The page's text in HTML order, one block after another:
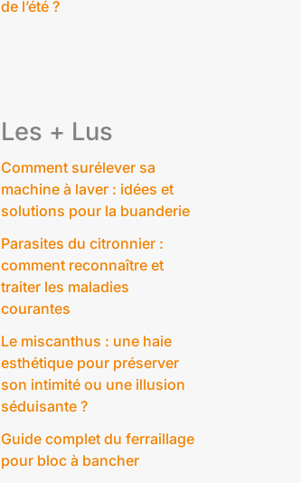
de l’été ?
Les + Lus
Comment surélever sa
machine à laver : idées et
solutions pour la buanderie
Parasites du citronnier :
comment reconnaître et
traiter les maladies
courantes
Le miscanthus : une haie
esthétique pour préserver
son intimité ou une illusion
séduisante ?
Guide complet du ferraillage
pour bloc à bancher